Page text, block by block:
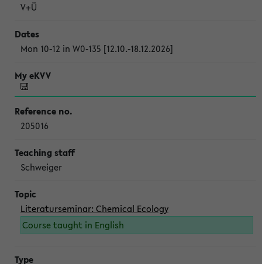
V+Ü
Mon 10-12 in W0-135 [12.10.-18.12.2026]
205016
Schweiger
Literaturseminar: Chemical Ecology
Course taught in English